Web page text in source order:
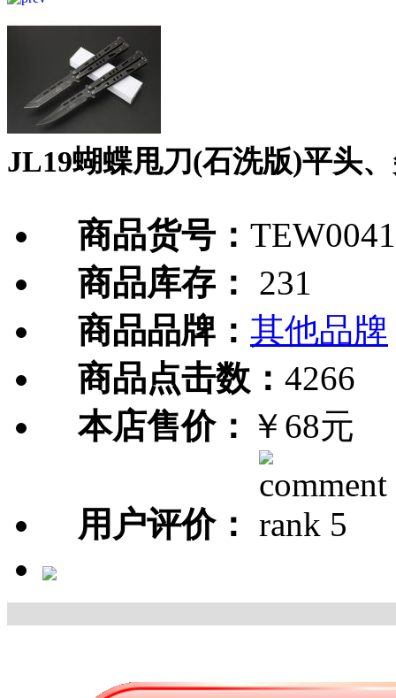
JL19蝴蝶甩刀(石洗版)平头
商品货号：
商品库存：
231
商品品牌： 其他品牌
商品点击数： 4266
本店售价： ￥68元
用户评价：